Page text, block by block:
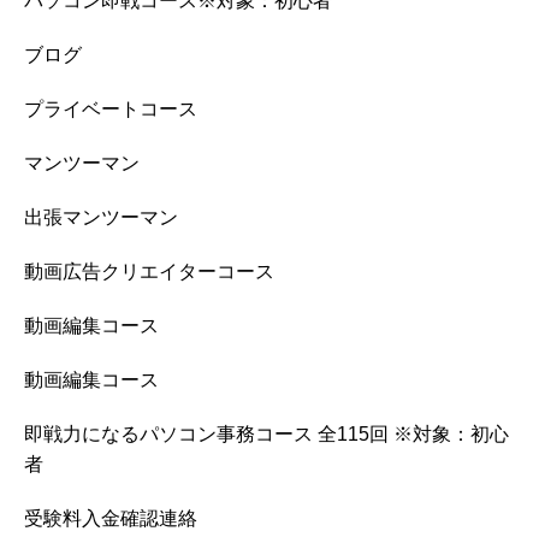
ブログ
プライベートコース
マンツーマン
出張マンツーマン
動画広告クリエイターコース
動画編集コース
動画編集コース
即戦力になるパソコン事務コース 全115回 ※対象：初心
者
受験料入金確認連絡